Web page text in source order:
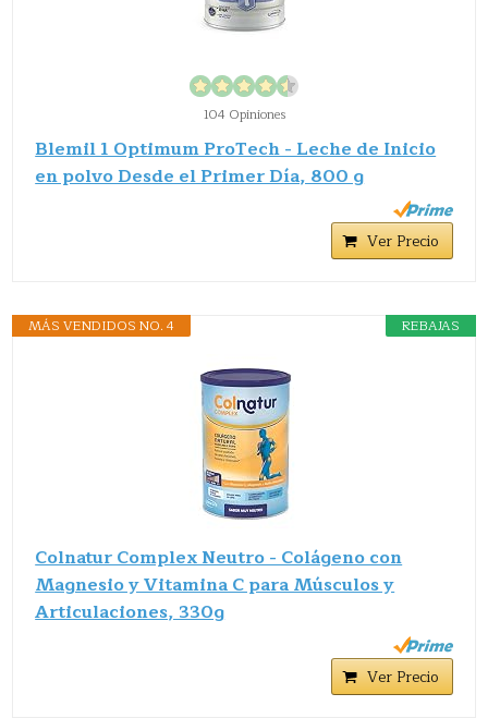
104 Opiniones
Blemil 1 Optimum ProTech - Leche de Inicio
en polvo Desde el Primer Día, 800 g
Ver Precio
REBAJAS
MÁS VENDIDOS NO. 4
Colnatur Complex Neutro - Colágeno con
Magnesio y Vitamina C para Músculos y
Articulaciones, 330g
Ver Precio